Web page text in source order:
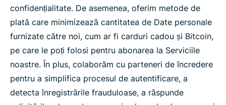
confidențialitate. De asemenea, oferim metode de
plată care minimizează cantitatea de Date personale
furnizate către noi, cum ar fi carduri cadou și Bitcoin,
pe care le poți folosi pentru abonarea la Serviciile
noastre. În plus, colaborăm cu parteneri de încredere
pentru a simplifica procesul de autentificare, a
detecta înregistrările frauduloase, a răspunde